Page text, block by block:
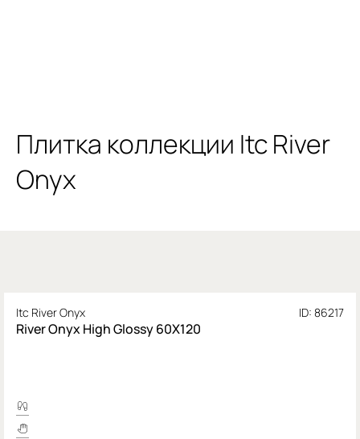
Плитка коллекции Itc River
Onyx
Itc River Onyx ID: 86217
River Onyx High Glossy 60X120